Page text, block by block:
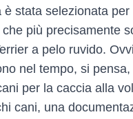
stata selezionata
più precisamente
a pelo ruvido.
nel tempo, si
per la caccia alla
cani, una